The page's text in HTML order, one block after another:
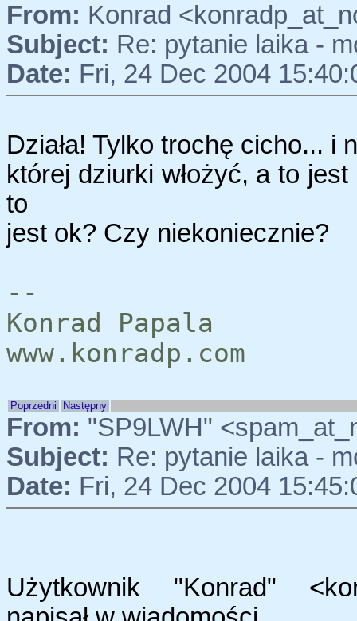
From: Konrad
Subject: Re: pytanie laika -
Date: Fri, 24 Dec 2004
Działa! Tylko trochę cicho... i
której dziurki włożyć, a to
to
jest ok? Czy niekoniecznie?
--
Konrad Papala
www.konradp.com
Poprzedni Następny
From: "SP9LWH"
Subject: Re: pytanie laika -
Date: Fri, 24 Dec 2004
Użytkownik "Konrad"